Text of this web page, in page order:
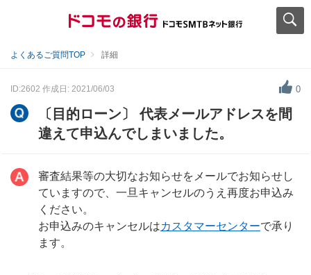
よくあるご質問TOP 詳細
ID:2602 作成日: 2021/06/03 0
〔目的ローン〕 代表メールアドレスを間
違えて申込んでしまいました。
審査結果等の大切なお知らせをメールでお知らせし
ていますので、一旦キャンセルのうえ再度お申込み
ください。
お申込みのキャンセルはカスタマーセンターで承り
ます。